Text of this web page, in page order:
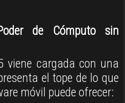
de Cómputo sin
viene cargada con una
el tope de lo que
móvil puede ofrecer: